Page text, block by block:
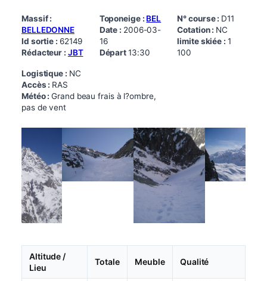
Massif :
BELLEDONNE
Id sortie : 62149
Rédacteur : JBT
Toponeige : BEL
Date : 2006-03-
16
Départ13:30
N° course : D11
Cotation : NC
limite skiée : 1
100
Logistique : NC
Accès : RAS
Météo :Grand beau frais à l?ombre,
pas de vent
Altitude /
Lieu
Totale Meuble Qualité